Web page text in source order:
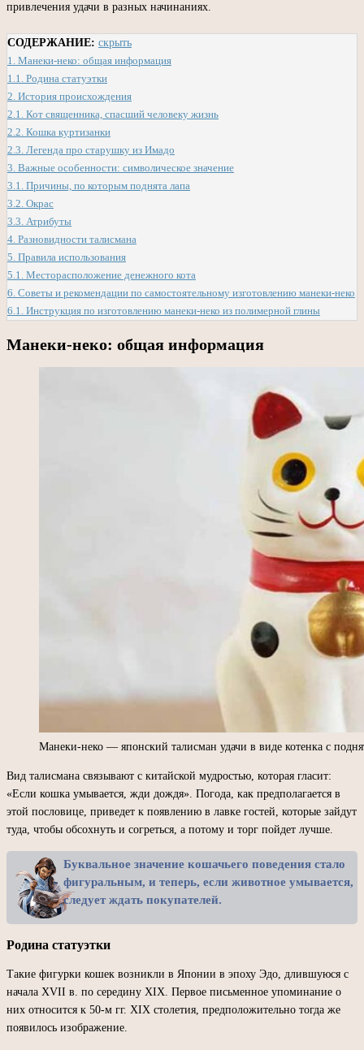
привлечения удачи в разных начинаниях.
СОДЕРЖАНИЕ: скрыть
1. Манеки-неко: общая информация
1.1. Родина статуэтки
2. История происхождения
2.1. Кот священника, спасший человеку жизнь
2.2. Кошка куртизанки
2.3. Легенда про старушку из Имадо
3. Важные особенности: символическое значение
3.1. Причины, по которым поднята лапа
3.2. Окрас
3.3. Атрибуты
4. Разновидности талисмана
5. Правила использования
5.1. Месторасположение денежного кота
6. Советы и рекомендации по самостоятельному изготовлению манеки-неко
6.1. Инструкция по изготовлению манеки-неко из полимерной глины
Манеки-неко: общая информация
Манеки-неко — японский талисман удачи в виде котенка с
Вид талисмана связывают с китайской мудростью, которая гласит:
«Если кошка умывается, жди дождя». Погода, как предполагается в
этой пословице, приведет к появлению в лавке гостей, которые зайдут
туда, чтобы обсохнуть и согреться, а потому и торг пойдет лучше.
Буквальное значение кошачьего поведения стало
фигуральным, и теперь, если животное умывается,
следует ждать покупателей.
Родина статуэтки
Такие фигурки кошек возникли в Японии в эпоху Эдо, длившуюся с
начала XVII в. по середину XIX. Первое письменное упоминание о
них относится к 50-м гг. XIX столетия, предположительно тогда же
появилось изображение.